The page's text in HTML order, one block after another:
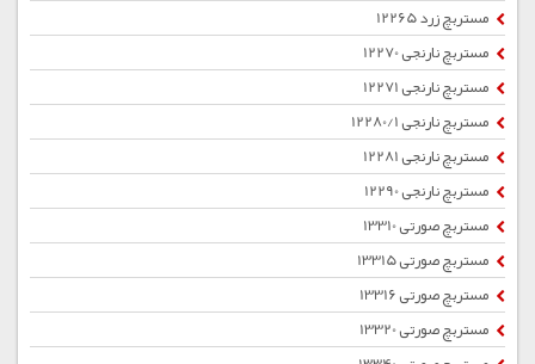
مستربچ زرد 12265
مستربچ نارنجی 12270
مستربچ نارنجی 12271
مستربچ نارنجی 12280/1
مستربچ نارنجی 12281
مستربچ نارنجی 12290
مستربچ صورتی 13310
مستربچ صورتی 13315
مستربچ صورتی 13316
مستربچ صورتی 13320